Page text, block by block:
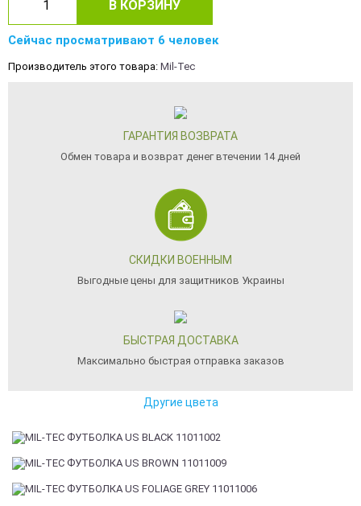
В КОРЗИНУ
Сейчас просматривают 6 человек
Производитель этого товара: Mil-Tec
ГАРАНТИЯ ВОЗВРАТА
Обмен товара и возврат денег втечении 14 дней
СКИДКИ ВОЕННЫМ
Выгодные цены для защитников Украины
БЫСТРАЯ ДОСТАВКА
Максимально быстрая отправка заказов
Другие цвета